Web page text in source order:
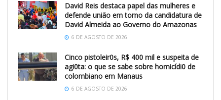
David Reis destaca papel das mulheres e
defende união em torno da candidatura de
David Almeida ao Governo do Amazonas
6 DE AGOSTO DE 2026
Cinco pistoleir0s, R$ 400 mil e suspeita de
agi0ta: o que se sabe sobre homicídi0 de
colombiano em Manaus
6 DE AGOSTO DE 2026